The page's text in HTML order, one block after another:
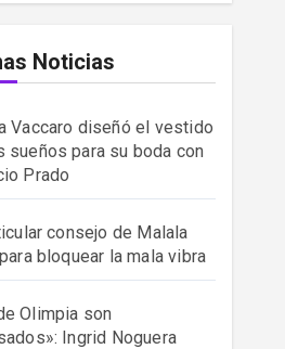
Noticias
Vaccaro diseñó el vestido
sueños para su boda con
Prado
consejo de Malala
bloquear la mala vibra
Olimpia son
Ingrid Noguera